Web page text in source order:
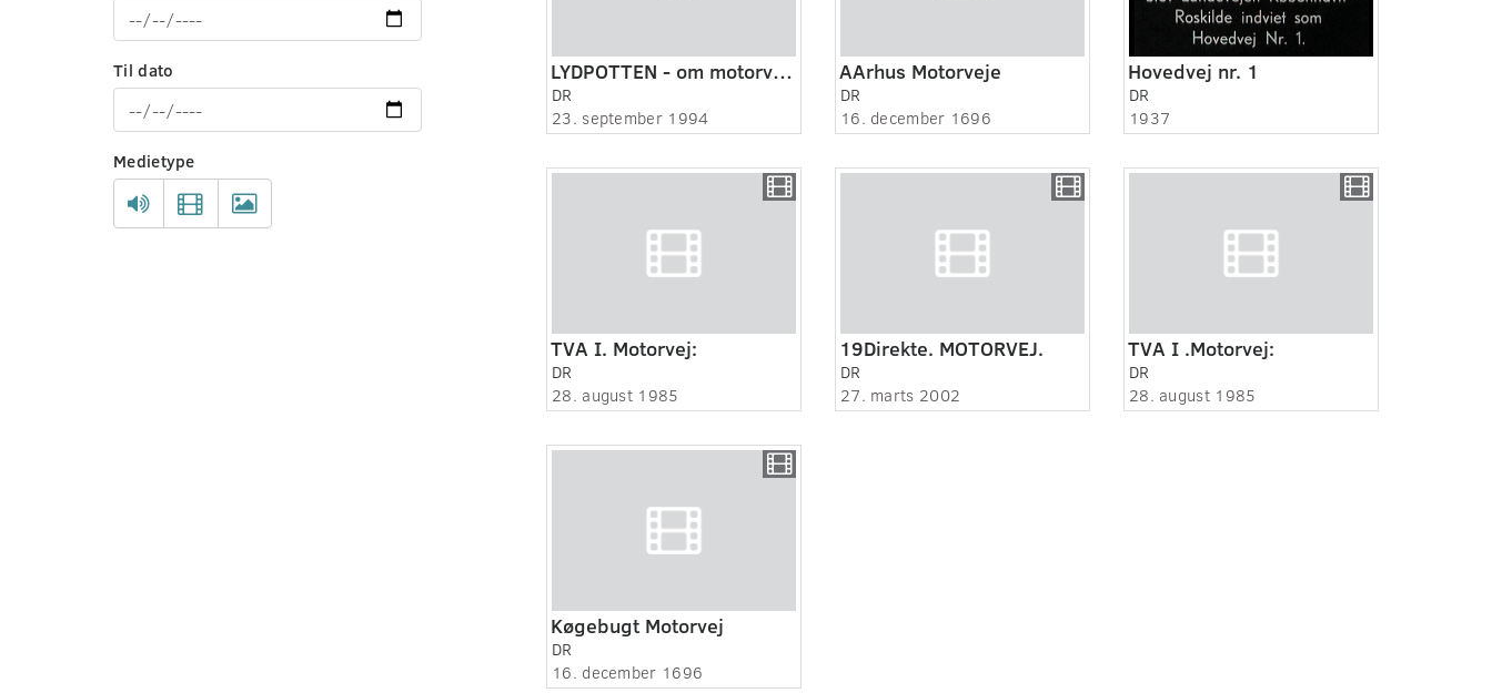
Til dato
Medietype
LYDPOTTEN - om motorveje og fart
DR
23. september 1994
AArhus Motorveje
DR
16. december 1696
Hovedvej nr. 1
DR
1937
TVA I. Motorvej:
DR
28. august 1985
19Direkte. MOTORVEJ.
DR
27. marts 2002
TVA I .Motorvej:
DR
28. august 1985
Køgebugt Motorvej
DR
16. december 1696